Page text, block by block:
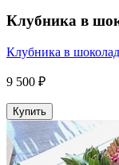
Клубника в
Клубника в
9 500 ₽
Купить